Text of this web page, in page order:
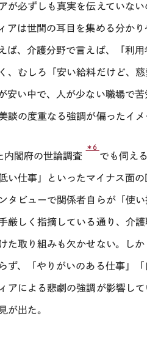
が必ずしも真実を伝えていな
アは世間の耳目を集める分か
ば、介護分野で言えば、「利
、むしろ「安い給料だけど、
安い中で、人が少ない職場で
談の度重なる強調が偏ったイ
内閣府の世論調査
＊6
でも伺え
い仕事」といったマイナス面
タビューで関係者自らが「使
厳しく指摘している通り、介
た取り組みも欠かせない。し
ず、「やりがいのある仕事」
アによる悲劇の強調が影響し
が出た。